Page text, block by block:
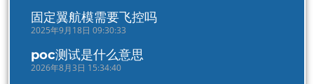
固定翼航模需要飞控吗
2025年9月18日 09:30:33
poc测试是什么意思
2026年8月3日 15:34:40